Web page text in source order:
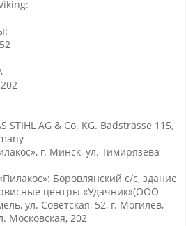
STIHL AG & Co. KG. Badstrasse 115,
г. Минск, ул. Тимирязева
Боровлянский с/с, здание
центры «Удачник»(ООО
ул. Советская, 52, г. Могилёв,
Московская, 202